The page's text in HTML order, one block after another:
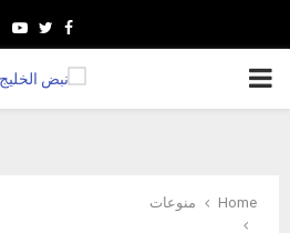
Facebook
PRIMARY
Home منوعات